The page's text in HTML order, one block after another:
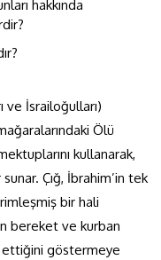
hakkında
ve İsrailoğulları)
Ölü
kullanarak,
Çığ, İbrahim’in tek
bir hali
bereket ve kurban
göstermeye